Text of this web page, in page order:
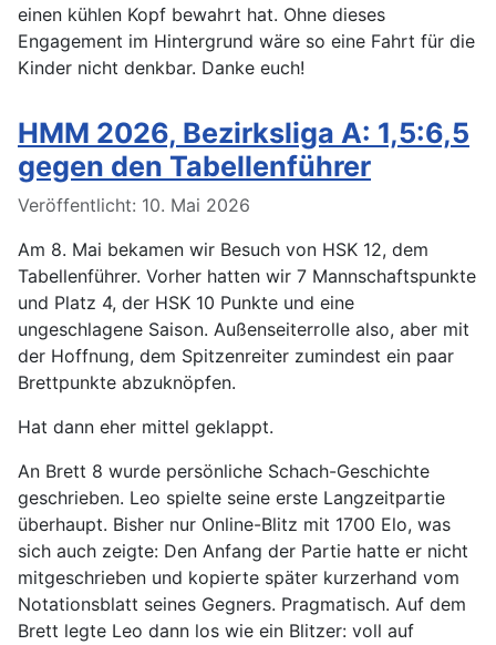
einen kühlen Kopf bewahrt hat. Ohne dieses
Engagement im Hintergrund wäre so eine Fahrt für die
Kinder nicht denkbar. Danke euch!
HMM 2026, Bezirksliga A: 1,5:6,5
gegen den Tabellenführer
Details
Veröffentlicht: 10. Mai 2026
Am 8. Mai bekamen wir Besuch von HSK 12, dem
Tabellenführer. Vorher hatten wir 7 Mannschaftspunkte
und Platz 4, der HSK 10 Punkte und eine
ungeschlagene Saison. Außenseiterrolle also, aber mit
der Hoffnung, dem Spitzenreiter zumindest ein paar
Brettpunkte abzuknöpfen.
Hat dann eher mittel geklappt.
An Brett 8 wurde persönliche Schach-Geschichte
geschrieben. Leo spielte seine erste Langzeitpartie
überhaupt. Bisher nur Online-Blitz mit 1700 Elo, was
sich auch zeigte: Den Anfang der Partie hatte er nicht
mitgeschrieben und kopierte später kurzerhand vom
Notationsblatt seines Gegners. Pragmatisch. Auf dem
Brett legte Leo dann los wie ein Blitzer: voll auf